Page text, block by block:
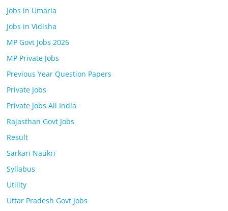
Jobs in Umaria
Jobs in Vidisha
MP Govt Jobs 2026
MP Private Jobs
Previous Year Question Papers
Private Jobs
Private Jobs All India
Rajasthan Govt Jobs
Result
Sarkari Naukri
Syllabus
Utility
Uttar Pradesh Govt Jobs